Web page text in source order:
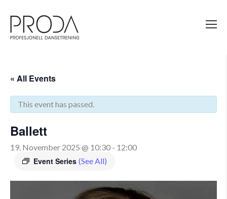
sidens
hovedinnhold
« All Events
This event has passed.
Ballett
19. November 2025 @ 10:30 - 12:00
Event Series (See All)